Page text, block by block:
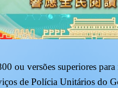
ou versões superiores
de Polícia Unitários do